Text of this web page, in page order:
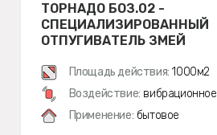
ТОРНАДО БОЗ.02 -
СПЕЦИАЛИЗИРОВАННЫЙ
ОТПУГИВАТЕЛЬ ЗМЕЙ
Площадь действия: 1000м2
Воздействие: вибрационное
Применение: бытовое